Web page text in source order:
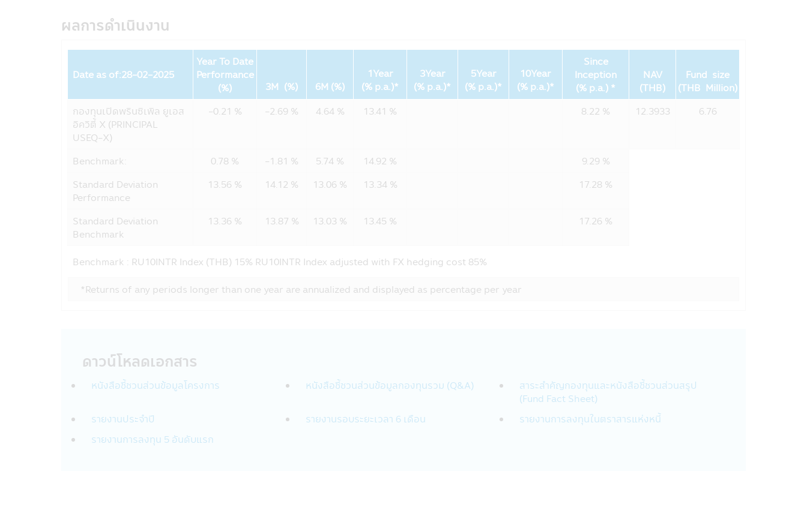
24. ผู้ลงทุนโปรดศึกษาเงื่อนไขการลงทุนในกองทุนรวมเพื่อการออม (SSF) / กองทุนรวมเพื่อการออมพิเศษ (SSFX) หรือหน่วยลงทุนชนิดเพื่อการ
มีนาคม 2563 โดยเป็นไปตามเกณฑ์กรมรรพากรกำหนด ผู้ลงทุนควรศึกษาข้อมูลในหนังสือชี้ชวน/หนังสือชี้ชวนส่วนสรุปข้อมูลสำคัญ ให้เข้าใจและ
ควรเก็บหนังสือชี้ชวนไว้เป็นข้อมูล เพื่อใช้อ้างอิงในอนาคต และเมื่อมีข้อสงสัยให้สอบถามผู้ติดต่อกับผู้ลงทุนให้เข้าใจก่อนซื้อหน่วยลงทุน
คำเตือนเฉพาะกองทุน
• ผู้ลงทุนไม่สามารถนำหน่วยลงทุนของกองทุนรวมเพื่อการเลี้ยงชีพและกองทุนรวมหุ้นระยะยาวไปจำหน่าย จ่าย โอน จำนำ หรือนำไปเป็นหลัก
ประกัน
ลงทุนจะไม่ได้รับสิทธิประโยชน์ทางภาษี และ/หรือ ผู้ลงทุนอาจถูกหัก หรือไม่สามารถขอคืนภาษี ณ ที่จ่ายจากกำไรที่เกิดขึ้นตลอดจนผู้ลงทุนจะต้องคืน
เอกสารการลงทุนในกองทุนรวมถึงหลักฐาน เพื่อพิสูจน์ว่าท่านได้ปฏิบัติตามเงื่อนไขของการลงทุนที่กำหนดดังกล่าวอย่างครบถ้วน ทั้งนี้เพื่อประโยชน์
ในการยืนยันสิทธิประโยชน์ในทางภาษีของท่านหากถูกเรียกถามในอนาคต อนึ่ง ผู้ลงทุนควรขอรับ และศึกษาข้อมูลในหนังสือชี้ชวน และคู่มือการลงทุน
ให้เข้าใจ หรือสอบถามรายละเอียดเพิ่มเติมได้ที่ บริษัทจัดการ หรือผู้ขายหน่วยลงทุน
• กรณีกองทุนรวมที่มีการลงทุนในต่างประเทศ และไม่ได้ป้องกันความเสี่ยงของอัตราแลกเปลี่ยนทั้งจำนวน ผู้ลงทุนอาจจะขาดทุน หรือได้รับกำไร
• กองทุนรวมมีประกัน ผู้ลงทุนที่ถือหน่วยที่ลงทุนจนครบระยะเวลาการประกันที่กำหนดในหนังสือชี้ชวนนี้จะได้รับชำระเงินลงทุนคืนตามเงื่อนไขใน
การรับประกันอย่างไรก็ดี การประกันดังกล่าวไม่ได้รวมถึงการประกันความสามารถในการชำระหนี้ในอนาคตของผู้ประกัน
• กองทุนรวมมุ่งรักษาเงินต้น เป็นเพียงชื่อเรียกประเภทของกองทุนรวมที่จัดนโยบายการลงทุนเพื่อให้เงินต้นของผู้ถือหน่วยลงทุนมีความเสี่ยงต่ำ
โดยกองทุนรวมดังกล่าว มิได้รับประกันเงินลงทุนหรือผลตอบแทนจากการลงทุนแต่อย่างใด
ท่านให้ข้อมูลกับบริษัทฯ โดยลูกค้ามีสิทธิที่จะเปิดเผยหรือไม่เปิดเผยข้อมูลของท่านได้
รูปแบบข้อมูล
ข้อมูลที่ทางบริษัทฯ เก็บนั้นจัดทำเพื่อให้บริษัทฯ สามารถให้บริการสินค้าทางการเงินแก่ลูกค้า ซึ่งข้อมูลประกอบด้วย ชื่อ, ที่อยู่, วันเกิด, ข้อมูลอื่นๆ เช่น
บริษัทฯอาจจะเก็บข้อมูลเพิ่มเติมจากท่านอีกเมื่อท่านใช้ศูนยบริการและดูแลลูกค้าของบริษัทฯผ่านระบบออนไลน์หรือโทรศัพท์ เพื่อที่บริษัทฯจะได้จัด
เตรียมสินค้าและบริการที่ดียิ่งขึ้นทีเหมาะกับท่าน
ผลการดำเนินงาน
Date as of:28-02-2025
Year To Date
Performance
(%)
3M (%) 6M (%)
1Year
(% p.a.)*
3Year
(% p.a.)*
5Year
(% p.a.)*
10Year
(% p.a.)*
Since
Inception
(% p.a.) *
NAV
(THB)
Fund size
(THB Million)
กองทุนเปิดพรินซิเพิล ยูเอส
อิควิตี้ X (PRINCIPAL
USEQ-X)
-0.21 % -2.69 % 4.64 % 13.41 % 8.22 % 12.3933 6.76
Benchmark: 0.78 % -1.81 % 5.74 % 14.92 %
9.29 %
Standard Deviation
Performance
13.56 % 14.12 % 13.06 % 13.34 % 17.28 %
Standard Deviation
Benchmark
13.36 % 13.87 % 13.03 % 13.45 % 17.26 %
Benchmark : RU10INTR Index (THB) 15% RU10INTR Index adjusted with FX hedging cost 85%
*Returns of any periods longer than one year are annualized and displayed as percentage per year
ดาวน์โหลดเอกสาร
หนังสือชี้ชวนส่วนข้อมูลโครงการ หนังสือชี้ชวนส่วนข้อมูลกองทุนรวม (Q&A)
สาระสำคัญกองทุนและหนังสือชี้ชวนส่วนสรุป
(Fund Fact Sheet)
รายงานประจำปี
รายงานรอบระยะเวลา 6 เดือน
รายงานการลงทุนในตราสารแห่งหนี้
รายงานการลงทุน 5 อันดับแรก